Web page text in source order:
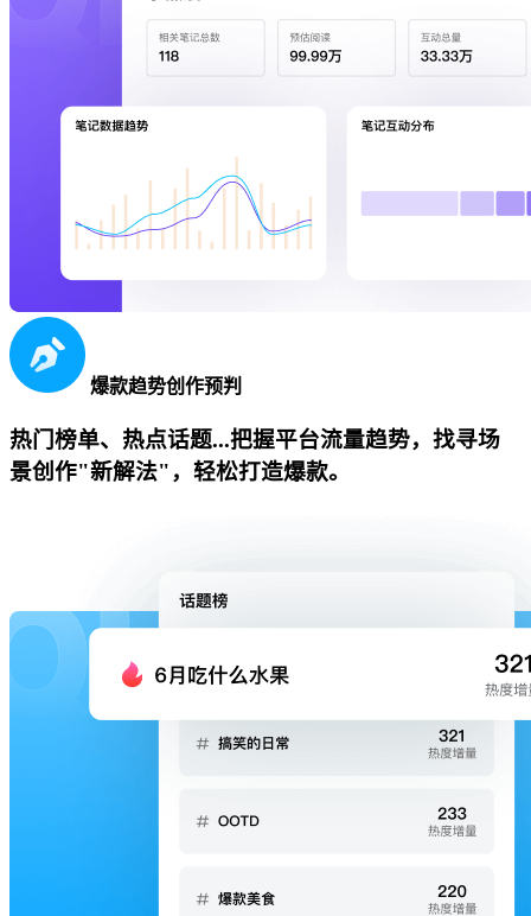
爆款趋势创作预判
热门榜单、热点话题...把握平台流量趋势，找寻场
景创作"新解法"，轻松打造爆款。